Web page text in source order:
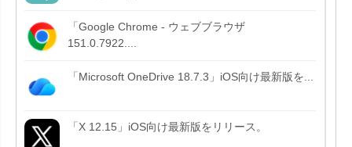
「Google Chrome - ウェブブラウザ
151.0.7922....
「Microsoft OneDrive 18.7.3」iOS向け最新版を...
「X 12.15」iOS向け最新版をリリース。